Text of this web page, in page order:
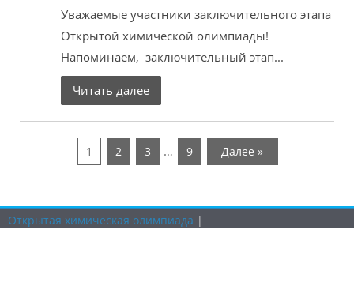
Уважаемые участники заключительного этапа
Открытой химической олимпиады!
Напоминаем, заключительный этап...
Читать далее
1 2 3 … 9 Далее »
Открытая химическая олимпиада |